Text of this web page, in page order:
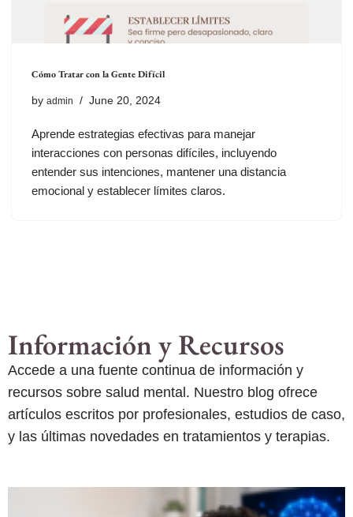
Cómo Tratar con la Gente Difícil
by admin June 20, 2024
Aprende estrategias efectivas para manejar
interacciones con personas difíciles, incluyendo
entender sus intenciones, mantener una distancia
emocional y establecer límites claros.
Información y Recursos
Accede a una fuente continua de información y
recursos sobre salud mental. Nuestro blog ofrece
artículos escritos por profesionales, estudios de caso,
y las últimas novedades en tratamientos y terapias.